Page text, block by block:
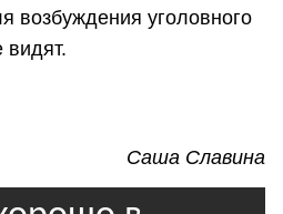
возбуждения уголовного
видят.
Саша Славина